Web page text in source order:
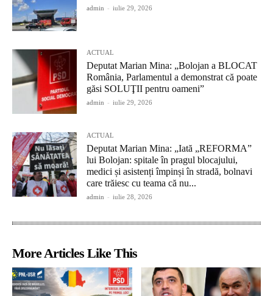
admin - iulie 29, 2026
ACTUAL
Deputat Marian Mina: „Bolojan a BLOCAT
România, Parlamentul a demonstrat că poate
găsi SOLUŢII pentru oameni”
admin - iulie 29, 2026
ACTUAL
Deputat Marian Mina: „Iată „REFORMA”
lui Bolojan: spitale în pragul blocajului,
medici și asistenți împinși în stradă, bolnavi
care trăiesc cu teama că nu...
admin - iulie 28, 2026
More Articles Like This